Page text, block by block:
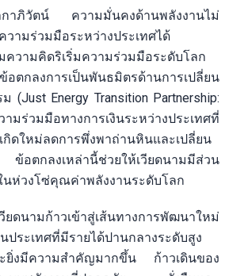
กาภิวัตน์ ความมั่นคงด้านพลังงานไม่
ามร่วมมือระหว่างประเทศได้
ความคิดริเริ่มความร่วมมือระดับโลก
ตกลงการเป็นพันธมิตรด้านการเปลี่ยน
(Just Energy Transition Partnership:
มร่วมมือทางการเงินระหว่างประเทศที่
กิดใหม่ลดการพึ่งพาถ่านหินและเปลี่ยน
ข้อตกลงเหล่านี้ช่วยให้เวียดนามมีส่วน
นห่วงโซ่คุณค่าพลังงานระดับโลก
ดนามก้าวเข้าสู่เส้นทางการพัฒนาใหม่
ประเทศที่มีรายได้ปานกลางระดับสูง
ยิ่งมีความสำคัญมากขึ้น ก้าวเดินของ